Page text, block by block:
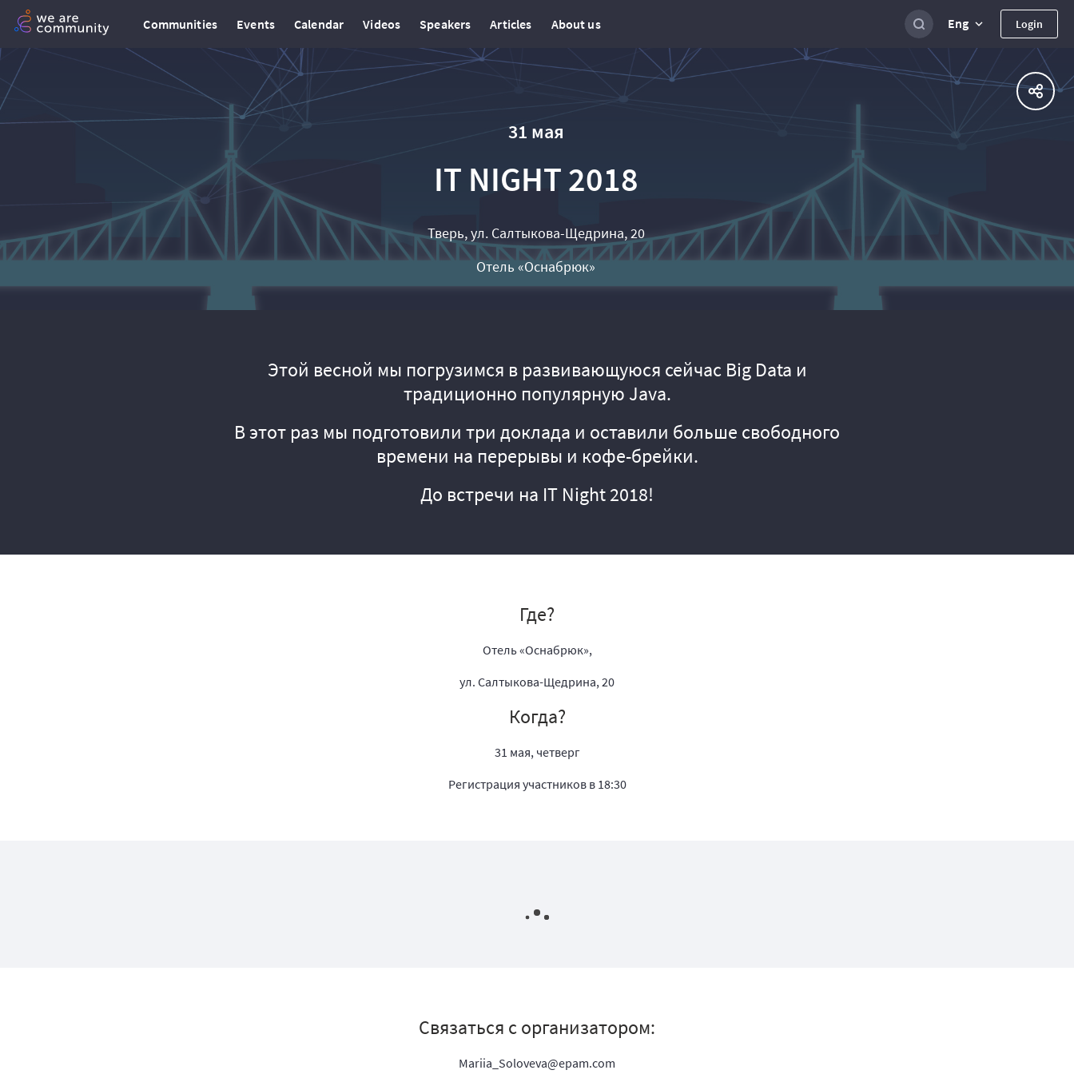
Communities Events Calendar Videos Speakers Articles About us Eng Login
31 мая
IT NIGHT 2018
Тверь, ул. Салтыкова-Щедрина, 20
Отель «Оснабрюк»
Этой весной мы погрузимся в развивающуюся сейчас Big Data и
традиционно популярную Java.
В этот раз мы подготовили три доклада и оставили больше свободного
времени на перерывы и кофе-брейки.
До встречи на IT Night 2018!
Где?
Отель «Оснабрюк»,
ул. Салтыкова-Щедрина, 20
Когда?
31 мая, четверг
Регистрация участников в 18:30
Связаться с организатором:
Mariia_Soloveva@epam.com